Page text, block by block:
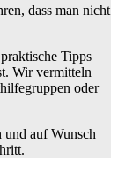
dass man nicht
Tipps
Wir vermitteln
oder
auf Wunsch